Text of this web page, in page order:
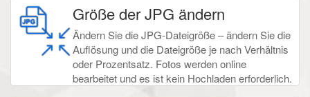
Größe der JPG ändern
Ändern Sie die JPG-Dateigröße – ändern Sie die
Auflösung und die Dateigröße je nach Verhältnis
oder Prozentsatz. Fotos werden online
bearbeitet und es ist kein Hochladen erforderlich.